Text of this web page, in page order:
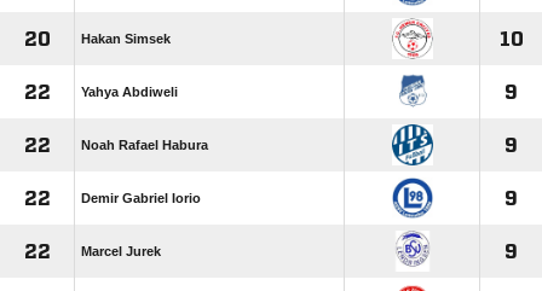
20 Hakan Simsek 10
22 Yahya Abdiweli 9
22 Noah Rafael Habura 9
22 Demir Gabriel Iorio 9
22 Marcel Jurek 9